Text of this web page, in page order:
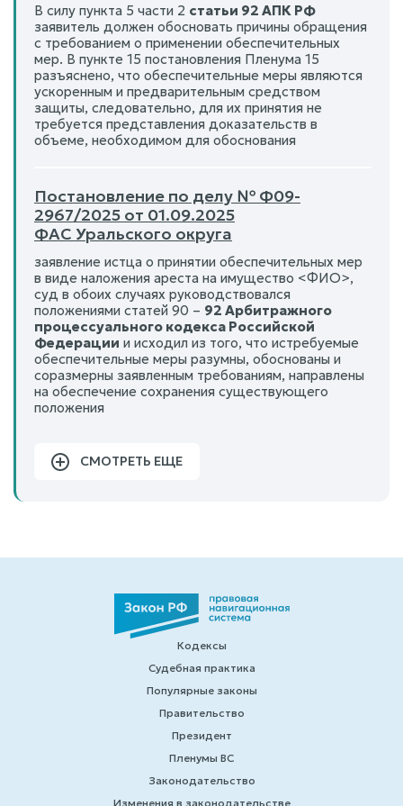
В силу пункта 5 части 2 статьи 92 АПК РФ
заявитель должен обосновать причины обращения
с требованием о применении обеспечительных
мер. В пункте 15 постановления Пленума 15
разъяснено, что обеспечительные меры являются
ускоренным и предварительным средством
защиты, следовательно, для их принятия не
требуется представления доказательств в
объеме, необходимом для обоснования
Постановление по делу № Ф09-
2967/2025 от 01.09.2025
ФАС Уральского округа
заявление истца о принятии обеспечительных мер
в виде наложения ареста на имущество <ФИО>,
суд в обоих случаях руководствовался
положениями статей 90 – 92 Арбитражного
процессуального кодекса Российской
Федерации и исходил из того, что истребуемые
обеспечительные меры разумны, обоснованы и
соразмерны заявленным требованиям, направлены
на обеспечение сохранения существующего
положения
СМОТРЕТЬ ЕЩЕ
Кодексы
Судебная практика
Популярные законы
Правительство
Президент
Пленумы ВС
Законодательство
Изменения в законодательстве